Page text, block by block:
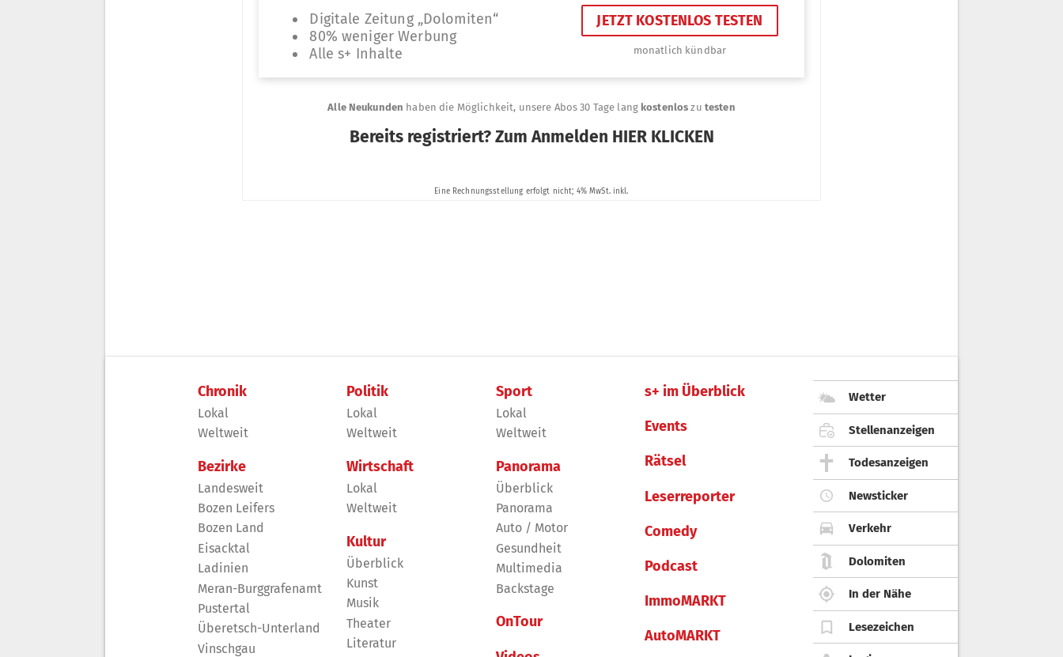
Chronik
Lokal
Weltweit
Bezirke
Landesweit
Bozen Leifers
Bozen Land
Eisacktal
Ladinien
Meran-Burggrafenamt
Pustertal
Überetsch-Unterland
Vinschgau
Politik
Lokal
Weltweit
Wirtschaft
Lokal
Weltweit
Kultur
Überblick
Kunst
Musik
Theater
Literatur
Sport
Lokal
Weltweit
Panorama
Überblick
Panorama
Auto / Motor
Gesundheit
Multimedia
Backstage
OnTour
s+ im Überblick
Events
Rätsel
Leserreporter
Comedy
Podcast
ImmoMARKT
AutoMARKT
Wetter
Stellenanzeigen
Todesanzeigen
Newsticker
Verkehr
Dolomiten
In der Nähe
Lesezeichen